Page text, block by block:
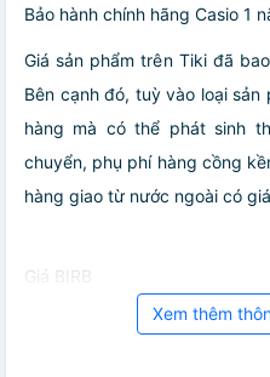
Bảo hành chính hãng Casio 1
Giá sản phẩm trên Tiki đã
Bên cạnh đó, tuỳ vào loại
hàng mà có thể phát sinh
chuyển, phụ phí hàng cồng
hàng giao từ nước ngoài có
Giá BIRB
Xem thêm